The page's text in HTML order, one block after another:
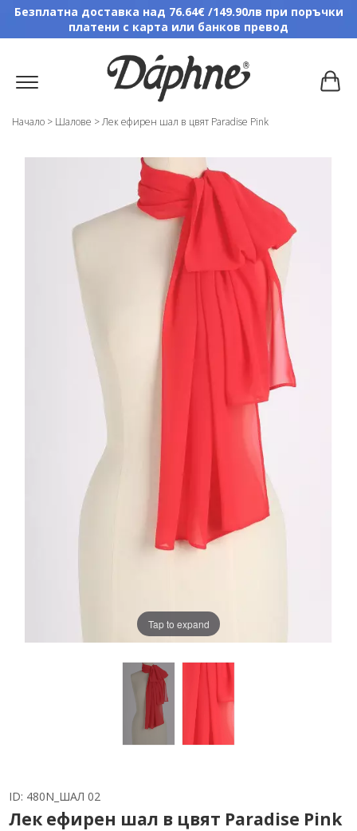
Безплатна доставка над 76.64€ /149.90лв при поръчки
платени с карта или банков превод
Начало > Шалове >Лек ефирен шал в цвят Paradise Pink
Tap to expand
ID: 480N_ШАЛ 02
Лек ефирен шал в цвят Paradise Pink